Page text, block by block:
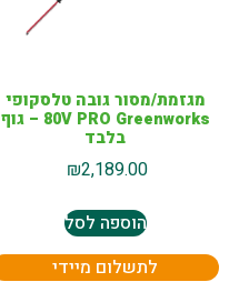
מגזמת/מסור גובה טלסקופי
80V PRO Greenworks – גוף
בלבד
₪2,189.00
הוספה לסל
לתשלום מיידי